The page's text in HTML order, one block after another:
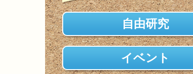
自由研究
イベント